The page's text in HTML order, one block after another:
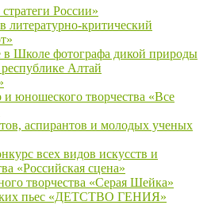
России»
литературно-критический
в Школе фотографа дикой природы
Алтай
и юношеского творчества «Все
аспирантов и молодых ученых
всех видов искусств и
«Российская сцена»
творчества «Серая Шейка»
пьес «ДЕТСТВО ГЕНИЯ»